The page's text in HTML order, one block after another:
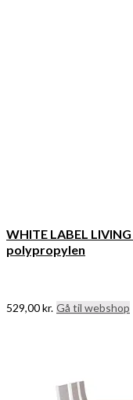
WHITE LABEL
polypropylen
529,00kr. Gå til webshop